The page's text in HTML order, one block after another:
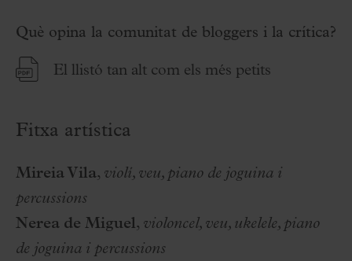
Què opina la comunitat de bloggers i la crítica?
El llistó tan alt com els més petits
Fitxa artística
Mireia Vila, violí, veu, piano de joguina i
percussions
Nerea de Miguel, violoncel, veu, ukelele, piano
de joguina i percussions